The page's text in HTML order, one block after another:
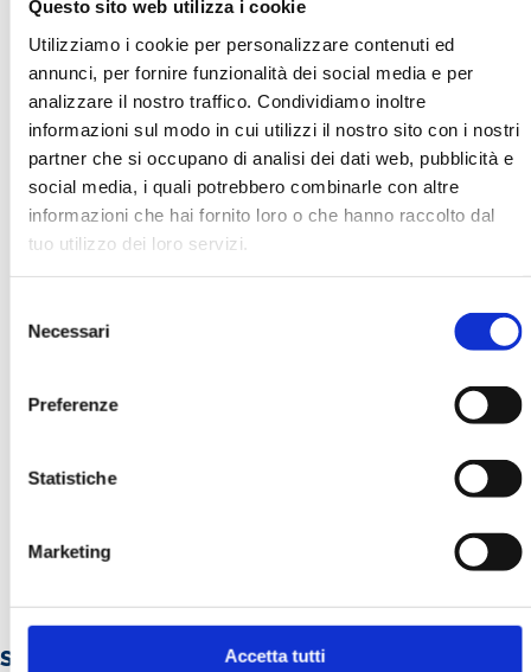
Questo sito web utilizza i cookie
Utilizziamo i cookie per personalizzare contenuti ed
annunci, per fornire funzionalità dei social media e per
analizzare il nostro traffico. Condividiamo inoltre
informazioni sul modo in cui utilizzi il nostro sito con i nostri
partner che si occupano di analisi dei dati web, pubblicità e
social media, i quali potrebbero combinarle con altre
informazioni che hai fornito loro o che hanno raccolto dal
tuo utilizzo dei loro servizi.
delNecessari
Preferenze
Statistiche
Marketing
Accetta tutti
Giovanni Bogani
Ha pubblicato con noi
GUIDA CRITICA ALLA
Servizi e prodotti online